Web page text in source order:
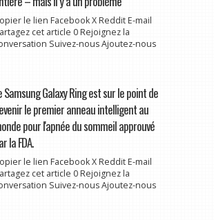
le lien Facebook X Reddit E-mail
cet article 0 Rejoignez la
Suivez-nous Ajoutez-nous
Samsung Galaxy Ring est sur le point de
le premier anneau intelligent au
pour l'apnée du sommeil approuvé
la FDA.
le lien Facebook X Reddit E-mail
cet article 0 Rejoignez la
Suivez-nous Ajoutez-nous